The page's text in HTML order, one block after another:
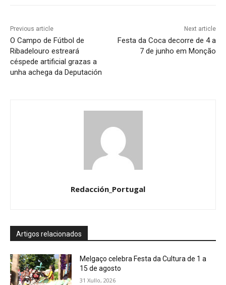
Previous article
O Campo de Fútbol de
Ribadelouro estreará
céspede artificial grazas a
unha achega da Deputación
Next article
Festa da Coca decorre de 4 a
7 de junho em Monção
Redacción_Portugal
Artigos relacionados
Melgaço celebra Festa da Cultura de 1 a
15 de agosto
31 Xullo, 2026